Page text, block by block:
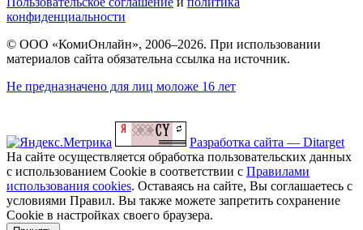
конфиденциальности
© ООО «КомиОнлайн», 2006–2026. При использовании
материалов сайта обязательна ссылка на источник.
Не предназначено для лиц моложе 16 лет
Разработка сайта — Ditarget
На сайте осуществляется обработка пользовательских данных
с использованием Cookie в соответствии с Правилами
использования cookies. Оставаясь на сайте, Вы соглашаетесь с
условиями Правил. Вы также можете запретить сохранение
Cookie в настройках своего браузера.